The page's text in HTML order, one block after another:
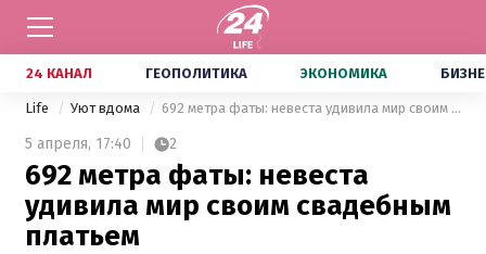
24 КАНАЛ ГЕОПОЛИТИКА ЭКОНОМИКА
Life Уют вдома 692 метра фаты: невеста удивила мир своим свадебным платьем
5 апреля, 17:40 2
692 метра фаты: невеста
удивила мир своим свадебным
платьем